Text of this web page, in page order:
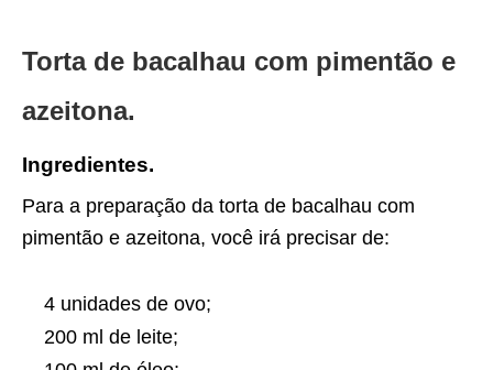
Torta de bacalhau com pimentão e
azeitona.
Ingredientes.
Para a preparação da torta de bacalhau com
pimentão e azeitona, você irá precisar de:
4 unidades de ovo;
200 ml de leite;